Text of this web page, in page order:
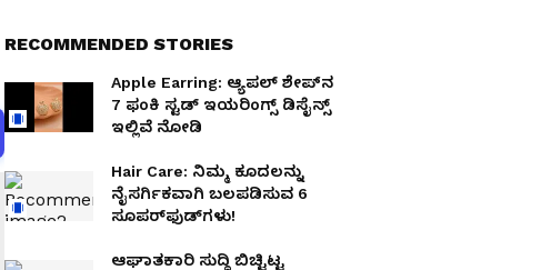
RECOMMENDED STORIES
Apple Earring: ಆ್ಯಪಲ್ ಶೇಪ್‌ನ
7 ಫಂಕಿ ಸ್ಟಡ್ ಇಯರಿಂಗ್ಸ್ ಡಿಸೈನ್ಸ್
ಇಲ್ಲಿವೆ ನೋಡಿ
Hair Care: ನಿಮ್ಮ ಕೂದಲನ್ನು
ನೈಸರ್ಗಿಕವಾಗಿ ಬಲಪಡಿಸುವ 6
ಸೂಪರ್‌ಫುಡ್‌ಗಳು!
ಆಘಾತಕಾರಿ ಸುದ್ದಿ ಬಿಚ್ಟಿಟ್ಟ